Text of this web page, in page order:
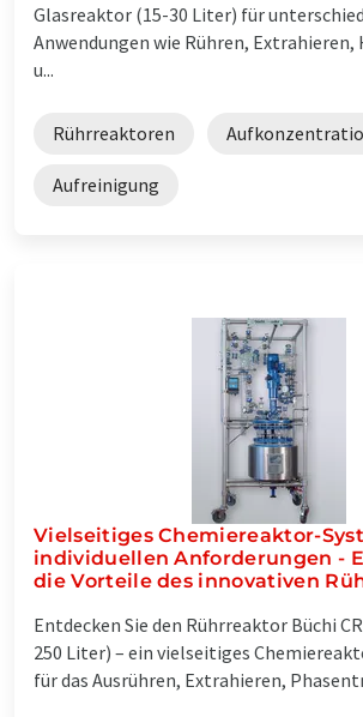
Glasreaktor (15-30 Liter) für
Anwendungen wie Rühren,
u...
Rührreaktoren
Aufreinigung
Vielseitiges Chemiereaktor-
individuellen Anforderungen -
die Vorteile des innovativen
Entdecken Sie den Rührreaktor Büchi
250 Liter) – ein vielseitiges
für das Ausrühren, Extrahieren,